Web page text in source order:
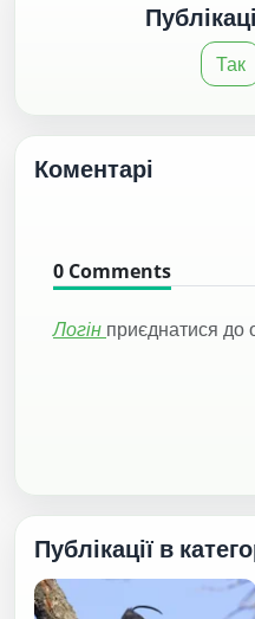
Так
Коментарі
0 Comments
Логін приєднатися до
Публікації в